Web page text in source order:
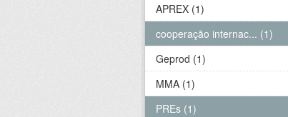
APREX (1)
cooperação internac... (1)
Geprod (1)
MMA (1)
PREs (1)